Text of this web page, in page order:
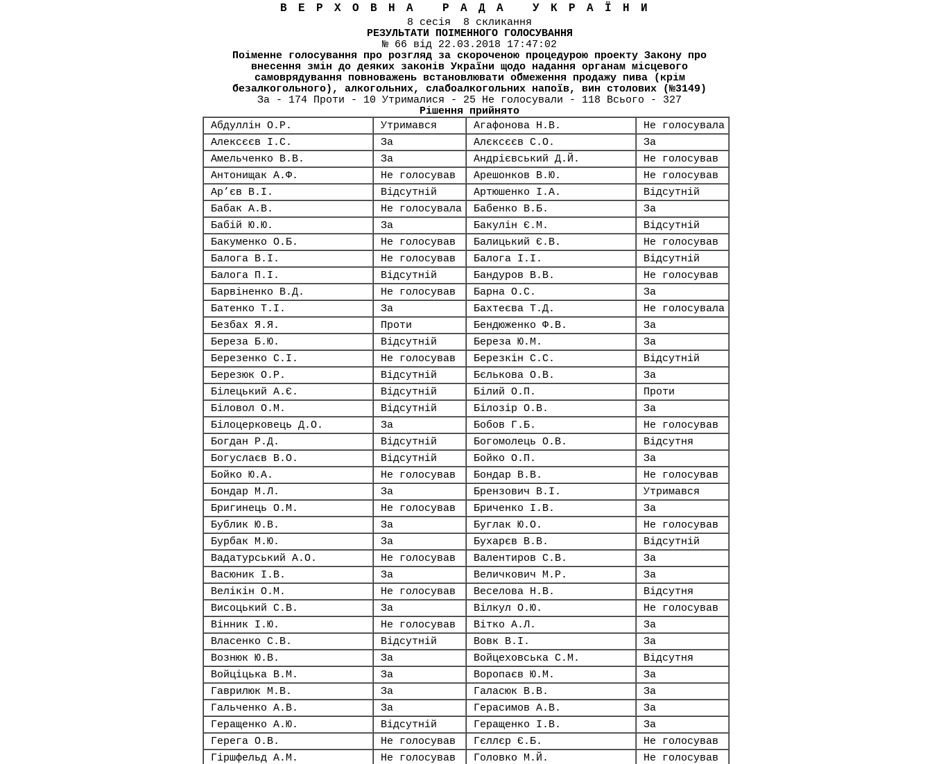
ВЕРХОВНА РАДА УКРАЇНИ
8 сесія 8 скликання
РЕЗУЛЬТАТИ ПОІМЕННОГО ГОЛОСУВАННЯ
№ 66 від 22.03.2018 17:47:02
Поіменне голосування про розгляд за скороченою процедурою проекту Закону про
внесення змін до деяких законів України щодо надання органам місцевого
самоврядування повноважень встановлювати обмеження продажу пива (крім
безалкогольного), алкогольних, слабоалкогольних напоїв, вин столових (№3149)
За - 174 Проти - 10 Утрималися - 25 Не голосували - 118 Всього - 327
Рішення прийнято
Абдуллін О.Р.
Утримався Агафонова Н.В.
Не голосувала
Алексєєв І.С.
За Алєксєєв С.О.
За
Амельченко В.В.
За Андрієвський Д.Й.
Не голосував
Антонищак А.Ф.
Не голосував Арешонков В.Ю.
Не голосував
Ар’єв В.І.
Відсутній Артюшенко І.А.
Відсутній
Бабак А.В.
Не голосувала Бабенко В.Б.
За
Бабій Ю.Ю.
За Бакулін Є.М.
Відсутній
Бакуменко О.Б.
Не голосував Балицький Є.В.
Не голосував
Балога В.І.
Не голосував Балога І.І.
Відсутній
Балога П.І.
Відсутній Бандуров В.В.
Не голосував
Барвіненко В.Д.
Не голосував Барна О.С.
За
Батенко Т.І.
За Бахтеєва Т.Д.
Не голосувала
Безбах Я.Я.
Проти Бендюженко Ф.В.
За
Береза Б.Ю.
Відсутній Береза Ю.М.
За
Березенко С.І.
Не голосував Березкін С.С.
Відсутній
Березюк О.Р.
Відсутній Бєлькова О.В.
За
Білецький А.Є.
Відсутній Білий О.П.
Проти
Біловол О.М.
Відсутній Білозір О.В.
За
Білоцерковець Д.О.
За Бобов Г.Б.
Не голосував
Богдан Р.Д.
Відсутній Богомолець О.В.
Відсутня
Богуслаєв В.О.
Відсутній Бойко О.П.
За
Бойко Ю.А.
Не голосував Бондар В.В.
Не голосував
Бондар М.Л.
За Брензович В.І.
Утримався
Бригинець О.М.
Не голосував Бриченко І.В.
За
Бублик Ю.В.
За Буглак Ю.О.
Не голосував
Бурбак М.Ю.
За Бухарєв В.В.
Відсутній
Вадатурський А.О.
Не голосував Валентиров С.В.
За
Васюник І.В.
За Величкович М.Р.
За
Велікін О.М.
Не голосував Веселова Н.В.
Відсутня
Висоцький С.В.
За Вілкул О.Ю.
Не голосував
Вінник І.Ю.
Не голосував Вітко А.Л.
За
Власенко С.В.
Відсутній Вовк В.І.
За
Вознюк Ю.В.
За Войцеховська С.М.
Відсутня
Войціцька В.М.
За Воропаєв Ю.М.
За
Гаврилюк М.В.
За Галасюк В.В.
За
Гальченко А.В.
За Герасимов А.В.
За
Геращенко А.Ю.
Відсутній Геращенко І.В.
За
Герега О.В.
Не голосував Гєллєр Є.Б.
Не голосував
Гіршфельд А.М.
Не голосував Головко М.Й.
Не голосував